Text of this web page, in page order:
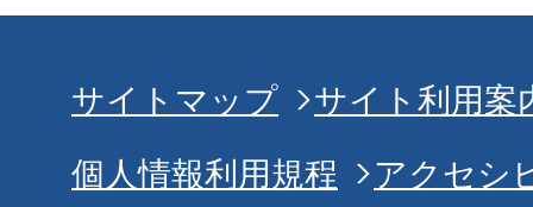
サイトマップ
サイト利用案
個人情報利用規程
アクセシ